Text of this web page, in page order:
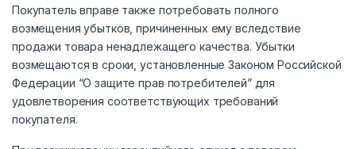
Покупатель вправе также потребовать полного
возмещения убытков, причиненных ему вследствие
продажи товара ненадлежащего качества. Убытки
возмещаются в сроки, установленные Законом Российской
Федерации “О защите прав потребителей” для
удовлетворения соответствующих требований
покупателя.